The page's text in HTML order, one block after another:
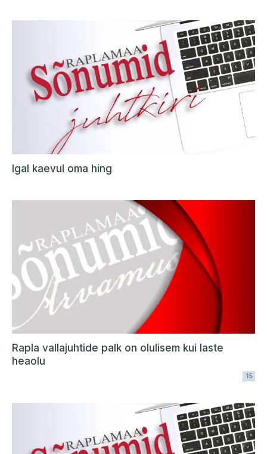
Igal kaevul oma hing
Rapla vallajuhtide palk on olulisem kui laste
heaolu
15